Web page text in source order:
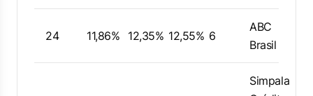
24 11,86% 12,35% 12,55% 6
ABC
Brasil
Simpala